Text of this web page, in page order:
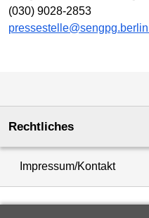
(030) 9028-2853
Rechtliches
Impressum/Kontakt